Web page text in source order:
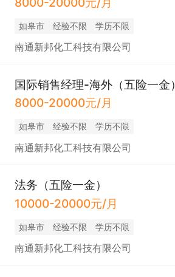
如皋市 经验不限 学历不限
南通新邦化工科技有限公司
国际销售经理-海外（五险一金）
8000-20000元/月
如皋市 经验不限 学历不限
南通新邦化工科技有限公司
法务（五险一金）
10000-20000元/月
如皋市 经验不限 学历不限
南通新邦化工科技有限公司